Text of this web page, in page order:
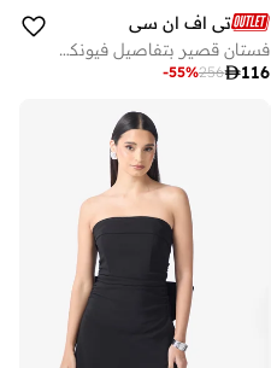
تي اف ان سي
فستان قصير بتفاصيل فيونكة خلفية
116
256
-55%